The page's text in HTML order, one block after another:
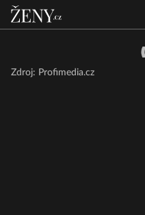
Zdroj: Profimedia.cz